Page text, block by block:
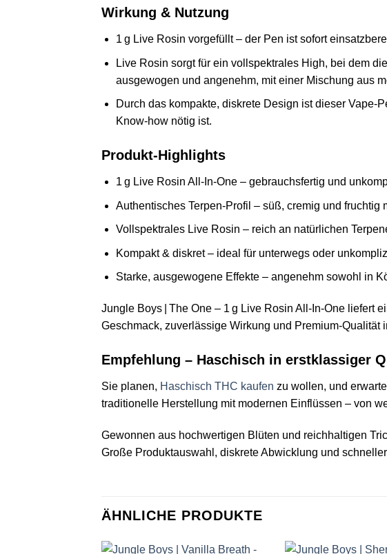
Wirkung & Nutzung
1 g Live Rosin vorgefüllt – der Pen ist sofort
Live Rosin sorgt für ein vollspektrales High, bei dem
ausgewogen und angenehm, mit einer Mischung aus
Durch das kompakte, diskrete Design ist dieser
Know‑how nötig ist.
Produkt‑Highlights
1 g Live Rosin All‑In‑One – gebrauchsfertig und
Authentisches Terpen‑Profil – süß, cremig und fruchtig
Vollspektrales Live Rosin – reich an natürlichen
Kompakt & diskret – ideal für unterwegs oder
Starke, ausgewogene Effekte – angenehm sowohl in
Jungle Boys | The One – 1 g Live Rosin All‑In‑One liefert
Geschmack, zuverlässige Wirkung und
Empfehlung – Haschisch in erstklassiger
Sie planen, Haschisch THC kaufen zu wollen, und
traditionelle Herstellung mit modernen Einflüssen – von
Gewonnen aus hochwertigen Blüten und reichhaltigen
Große Produktauswahl, diskrete Abwicklung und
ÄHNLICHE PRODUKTE